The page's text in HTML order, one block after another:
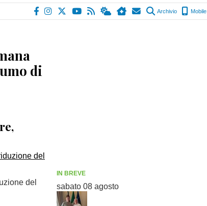
Archivio Mobile
IN BREVE
sabato 08 agosto
di
del